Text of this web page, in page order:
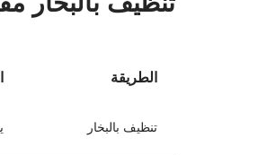
الطريقة
تنظيف بالبخار